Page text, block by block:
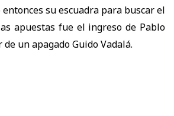
su escuadra para buscar el
apuestas fue el ingreso de Pablo
un apagado Guido Vadalá.